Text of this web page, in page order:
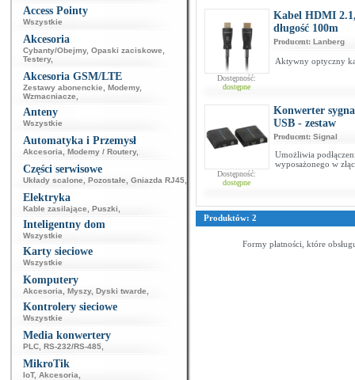
Access Pointy
Wszystkie
Akcesoria
Cybanty/Obejmy, Opaski zaciskowe
Testery,
Akcesoria GSM/LTE
Zestawy abonenckie Modemy,
Wzmacniacze
Anteny
Wszystkie
Automatyka i Przemysł
Akcesoria Modemy / Routery,
Części serwisowe
Układy scalone Pozostałe Gniazda RJ45
Elektryka
Kable zasilające Puszki
Inteligentny dom
Wszystkie
Karty sieciowe
Wszystkie
Komputery
Akcesoria Myszy, Dyski twarde
Kontrolery sieciowe
Wszystkie
Media konwertery
PLC RS-232/RS-485
MikroTik
IoT, Akcesoria
Dostępność:
dostępne
Kabel HDMI
długość 100m
Producent: Lanberg
Aktywny optyczny
Dostępność:
dostępne
Konwerter
USB - zestaw
Producent: Signal
Umożliwia
wyposażonego w
Produktów: 2
Formy płatności, które